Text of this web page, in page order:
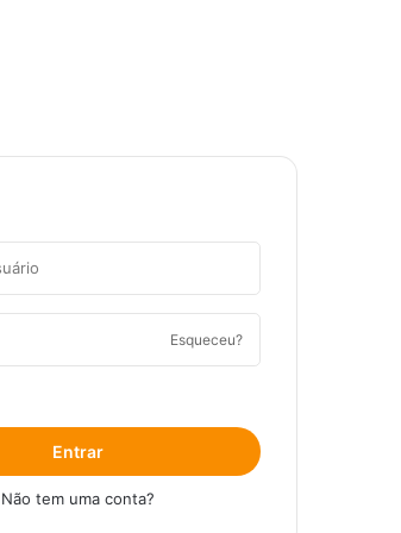
Esqueceu?
Entrar
Não tem uma conta?